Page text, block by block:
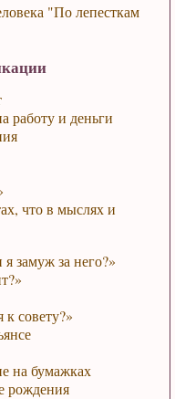
"По лепесткам
работу и деньги
что в мыслях и
замуж за него?»
совету?»
на бумажках
рождения